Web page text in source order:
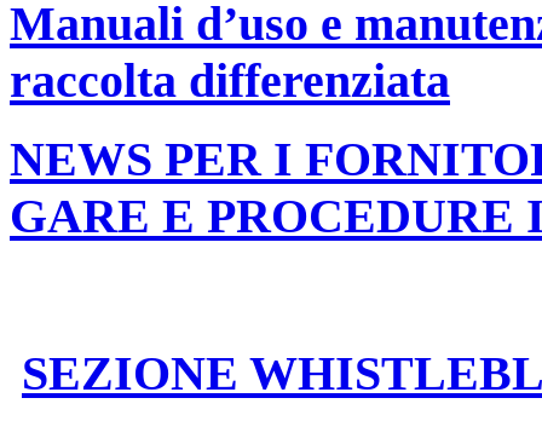
Manuali d’uso e
raccolta differenziata
NEWS PER I
GARE E PROCEDURE
SEZIONE